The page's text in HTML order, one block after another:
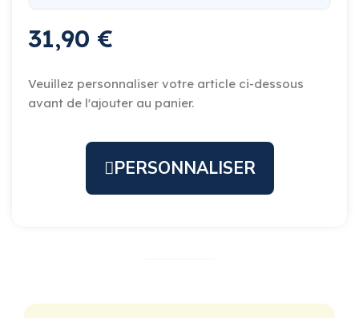
31,90 €
Veuillez personnaliser votre article ci-dessous
avant de l'ajouter au panier.
PERSONNALISER